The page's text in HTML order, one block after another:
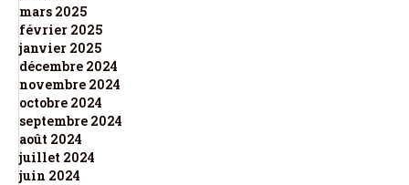
mars 2025
février 2025
janvier 2025
décembre 2024
novembre 2024
octobre 2024
septembre 2024
août 2024
juillet 2024
juin 2024